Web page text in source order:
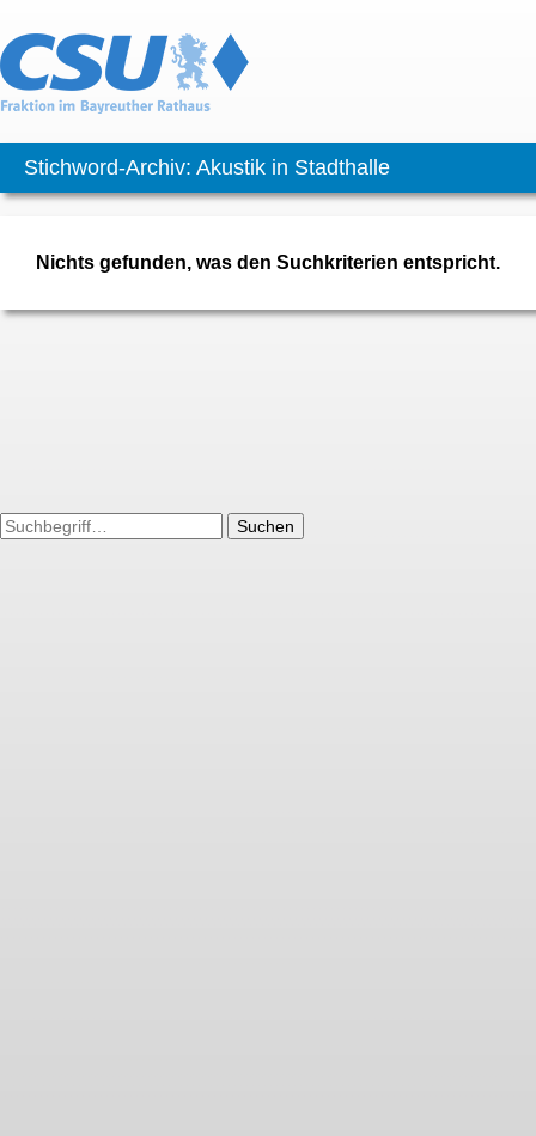
Stichword-Archiv: Akustik in Stadthalle
Nichts gefunden, was den Suchkriterien entspricht.
Suchen